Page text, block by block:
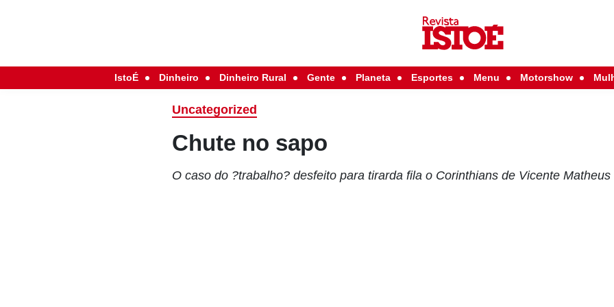
IstoÉ Dinheiro Dinheiro Rural Gente Planeta Esportes Menu Motorshow
Uncategorized
Chute no sapo
O caso do ?trabalho? desfeito para tirarda fila o Corinthians de Vicente Matheus